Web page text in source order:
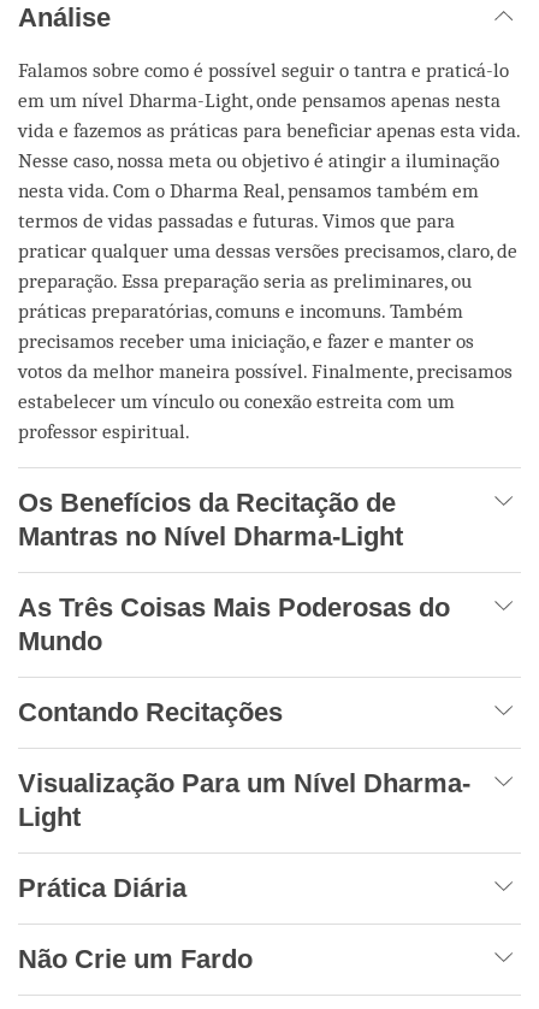
Análise
Falamos sobre como é possível seguir o tantra e praticá-lo
em um nível Dharma-Light, onde pensamos apenas nesta
vida e fazemos as práticas para beneficiar apenas esta vida.
Nesse caso, nossa meta ou objetivo é atingir a iluminação
nesta vida. Com o Dharma Real, pensamos também em
termos de vidas passadas e futuras. Vimos que para
praticar qualquer uma dessas versões precisamos, claro, de
preparação. Essa preparação seria as preliminares, ou
práticas preparatórias, comuns e incomuns. Também
precisamos receber uma iniciação, e fazer e manter os
votos da melhor maneira possível. Finalmente, precisamos
estabelecer um vínculo ou conexão estreita com um
professor espiritual.
Os Benefícios da Recitação de
Mantras no Nível Dharma-Light
As Três Coisas Mais Poderosas do
Mundo
Contando Recitações
Visualização Para um Nível Dharma-
Light
Prática Diária
Não Crie um Fardo